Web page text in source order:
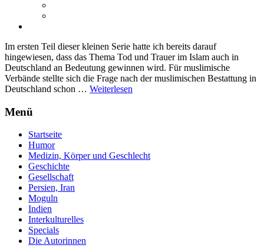
Im ersten Teil dieser kleinen Serie hatte ich bereits darauf
hingewiesen, dass das Thema Tod und Trauer im Islam auch in
Deutschland an Bedeutung gewinnen wird. Für muslimische
Verbände stellte sich die Frage nach der muslimischen Bestattung in
Deutschland schon … Weiterlesen
Menü
Startseite
Humor
Medizin, Körper und Geschlecht
Geschichte
Gesellschaft
Persien, Iran
Moguln
Indien
Interkulturelles
Specials
Die Autorinnen